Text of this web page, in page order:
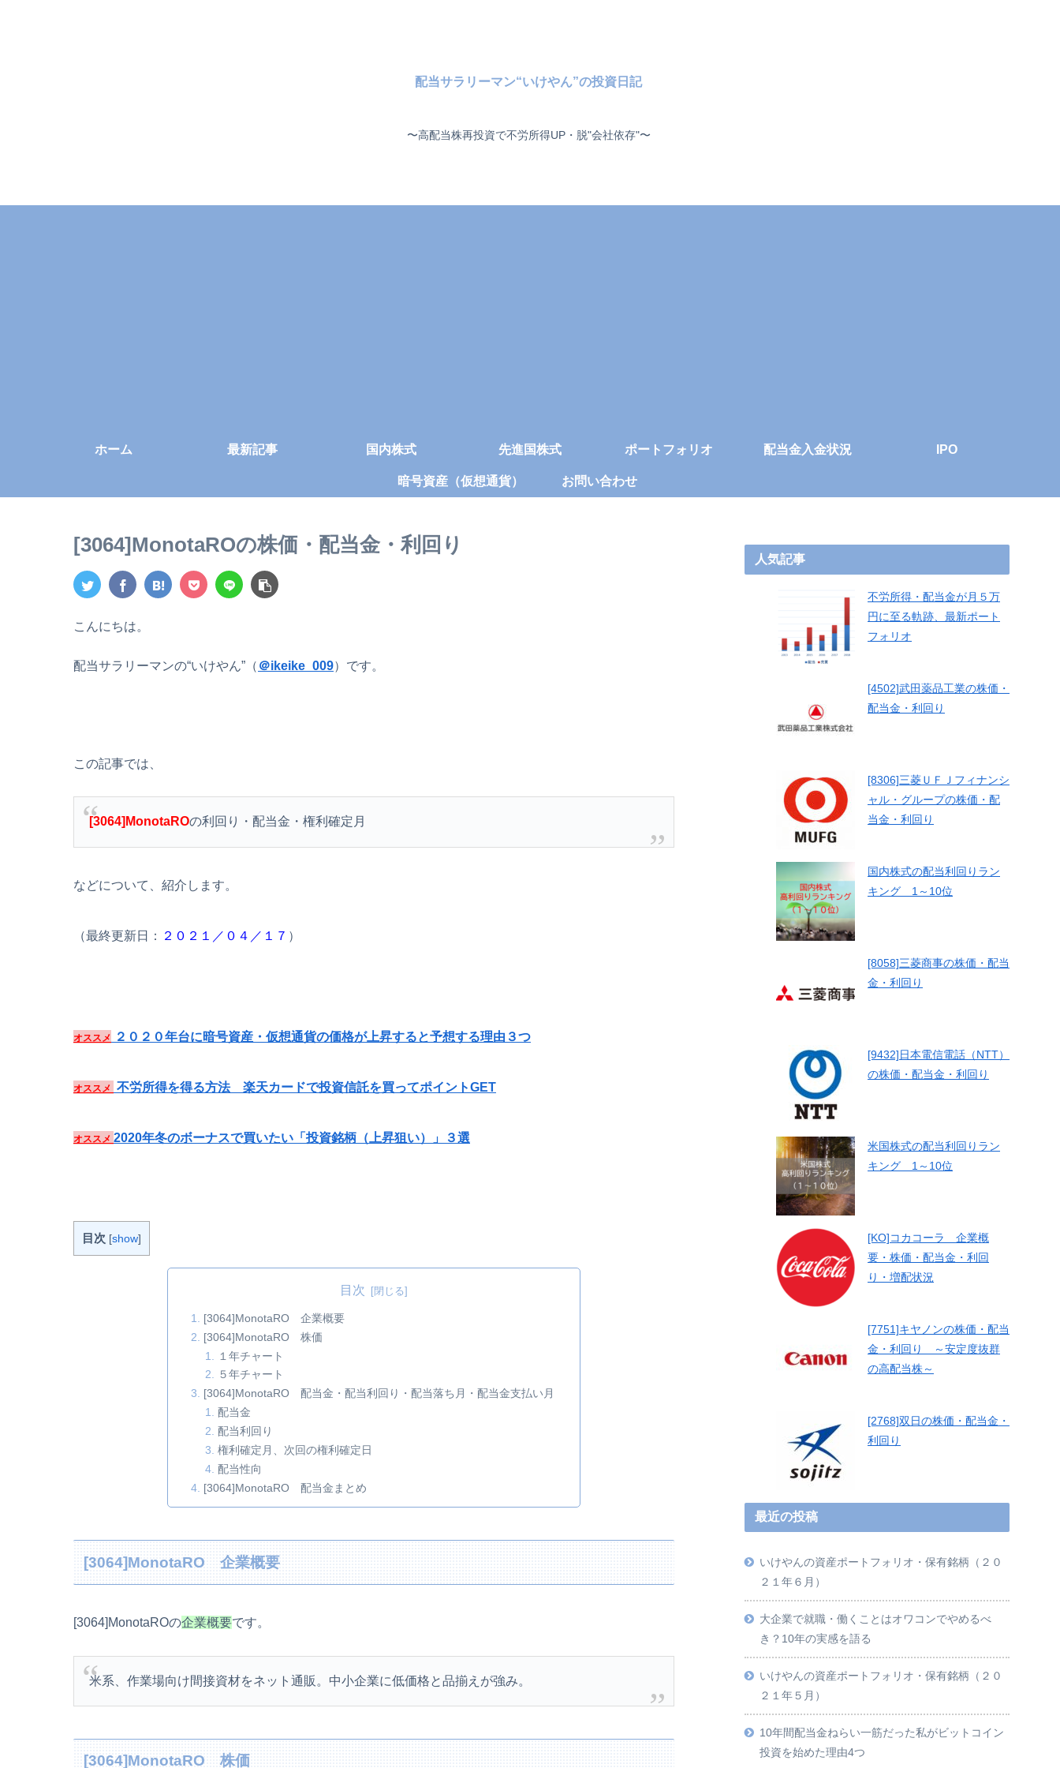
配当サラリーマン“いけやん”の投資日記 ​
〜高配当株再投資で不労所得UP・脱"会社依存"〜 ​
ホーム 最新記事 国内株式 先進国株式 ポートフォリオ 配当金入金状況 IPO
暗号資産（仮想通貨） お問い合わせ
[3064]MonotaROの株価・配当金・利回り
こんにちは。
配当サラリーマンの“いけやん”（ ＠ikeike_009）です。
この記事では、
[3064]MonotaROの利回り・配当金・権利確定月
などについて、紹介します。
（最終更新日： ２０２１／０４／１７ ）
オススメ ２０２０年台に暗号資産・仮想通貨の価格が上昇すると予想する理由３つ
オススメ 不労所得を得る方法 楽天カードで投資信託を買ってポイントGET
オススメ 2020年冬のボーナスで買いたい「投資銘柄（上昇狙い）」３選
目次 [show]
目次
[3064]MonotaRO 企業概要
[3064]MonotaRO 株価
１年チャート
５年チャート
[3064]MonotaRO 配当金・配当利回り・配当落ち月・配当金支払い月
配当金
配当利回り
権利確定月、次回の権利確定日
配当性向
[3064]MonotaRO 配当金まとめ
[3064]MonotaRO 企業概要
[3064]MonotaROの企業概要です。
米系、作業場向け間接資材をネット通販。中小企業に低価格と品揃えが強み。
[3064]MonotaRO 株価
人気記事
不労所得・配当金が月５万
円に至る軌跡、最新ポート
フォリオ
[4502]武田薬品工業の株価・
配当金・利回り
[8306]三菱ＵＦＪフィナンシ
ャル・グループの株価・配
当金・利回り
国内株式の配当利回りラン
キング 1～10位
[8058]三菱商事の株価・配当
金・利回り
[9432]日本電信電話（NTT）
の株価・配当金・利回り
米国株式の配当利回りラン
キング 1～10位
[KO]コカコーラ 企業概
要・株価・配当金・利回
り・増配状況
[7751]キヤノンの株価・配当
金・利回り ～安定度抜群
の高配当株～
[2768]双日の株価・配当金・
利回り
最近の投稿
いけやんの資産ポートフォリオ・保有銘柄（２０
２１年６月）
大企業で就職・働くことはオワコンでやめるべ
き？10年の実感を語る
いけやんの資産ポートフォリオ・保有銘柄（２０
２１年５月）
10年間配当金ねらい一筋だった私がビットコイン
投資を始めた理由4つ